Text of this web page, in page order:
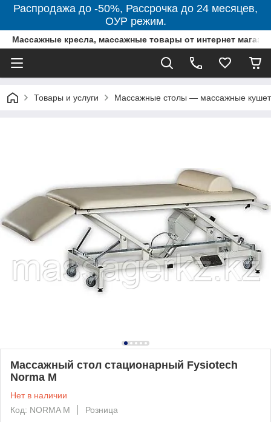
Распродажа до -50%, Рассрочка до 24 месяцев,
ОУР режим.
Массажные кресла, массажные товары от интернет
Товары и услуги Массажные столы — массажные
Массажный стол стационарный Fysiotech
Norma M
Нет в наличии
Код: NORMA M
Розница